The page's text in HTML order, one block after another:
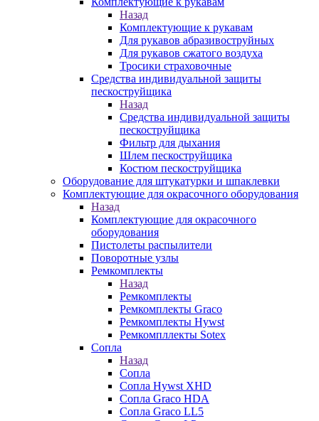
Назад
Комплектующие к рукавам
Для рукавов абразивоструйных
Для рукавов сжатого воздуха
Тросики страховочные
Средства индивидуальной защиты
пескоструйщика
Назад
Средства индивидуальной защиты
пескоструйщика
Фильтр для дыхания
Шлем пескоструйщика
Костюм пескоструйщика
Оборудование для штукатурки и шпаклевки
Комплектующие для окрасочного оборудования
Назад
Комплектующие для окрасочного
оборудования
Пистолеты распылители
Поворотные узлы
Ремкомплекты
Назад
Ремкомплекты
Ремкомплекты Graco
Ремкомплекты Hywst
Ремкомпллекты Sotex
Сопла
Назад
Сопла
Сопла Hywst XHD
Сопла Graco HDA
Сопла Graco LL5